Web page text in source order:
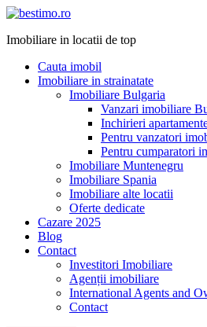
Imobiliare in locatii de top
Cauta imobil
Imobiliare in strainatate
Imobiliare Bulgaria
Vanzari imobiliare
Inchirieri
Pentru vanzatori
Pentru cumparatori
Imobiliare Muntenegru
Imobiliare Spania
Imobiliare alte locatii
Oferte dedicate
Cazare 2025
Blog
Contact
Investitori Imobiliare
Agenții imobiliare
International Agents and
Contact